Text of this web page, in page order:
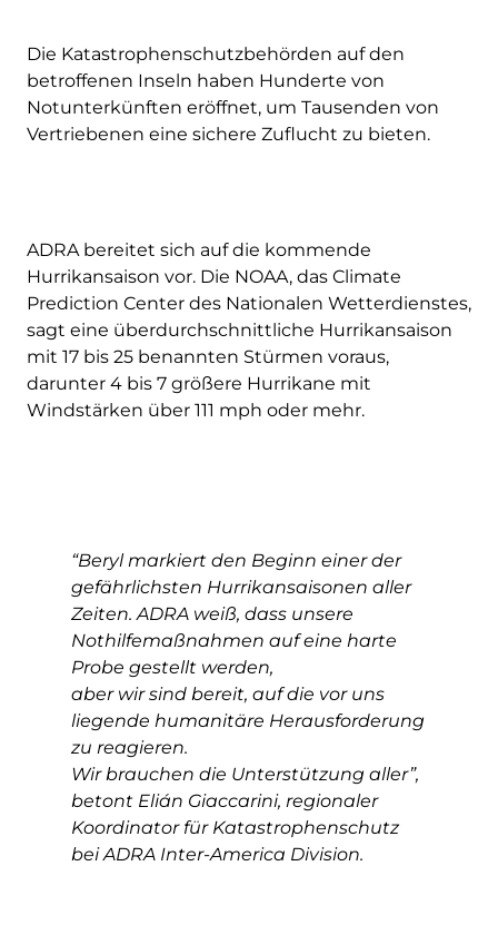
Die Katastrophenschutzbehörden auf den
betroffenen Inseln haben Hunderte von
Notunterkünften eröffnet, um Tausenden von
Vertriebenen eine sichere Zuflucht zu bieten.
ADRA bereitet sich auf die kommende
Hurrikansaison vor. Die NOAA, das Climate
Prediction Center des Nationalen Wetterdienstes,
sagt eine überdurchschnittliche Hurrikansaison
mit 17 bis 25 benannten Stürmen voraus,
darunter 4 bis 7 größere Hurrikane mit
Windstärken über 111 mph oder mehr.
“Beryl markiert den Beginn einer der
gefährlichsten Hurrikansaisonen aller
Zeiten. ADRA weiß, dass unsere
Nothilfemaßnahmen auf eine harte
Probe gestellt werden,
aber wir sind bereit, auf die vor uns
liegende humanitäre Herausforderung
zu reagieren.
Wir brauchen die Unterstützung aller”,
betont Elián Giaccarini, regionaler
Koordinator für Katastrophenschutz
bei ADRA Inter-America Division.